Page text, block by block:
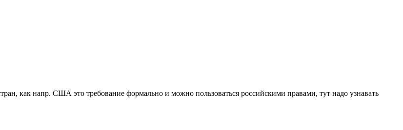
как напр. США это требование формально и можно пользоваться российскими правами, тут надо узнавать